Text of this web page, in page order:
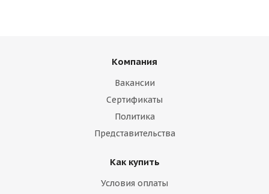
Компания
Вакансии
Сертификаты
Политика
Представительства
Как купить
Условия оплаты